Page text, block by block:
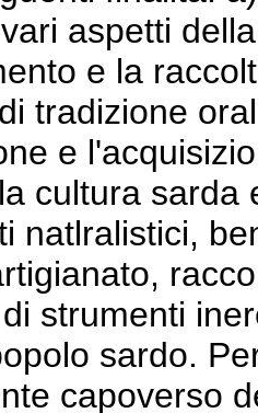
aspetti
e la
tradizione
e
cultura sarda
natlralistici,
strumenti
sardo.
capoverso